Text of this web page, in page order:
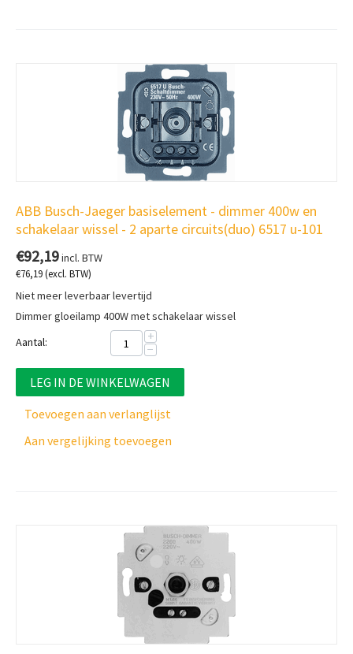
ABB Busch-Jaeger basiselement - dimmer 400w en
schakelaar wissel - 2 aparte circuits(duo) 6517 u-101
€92,19incl. BTW
€76,19(excl. BTW)
Niet meer leverbaar levertijd
Dimmer gloeilamp 400W met schakelaar wissel
Aantal:
+
−
LEG IN DE WINKELWAGEN
Toevoegen aan verlanglijst
Aan vergelijking toevoegen